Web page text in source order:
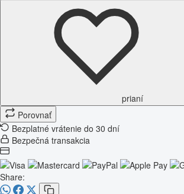
prianí
Porovnať
Bezplatné vrátenie do 30 dní
Bezpečná transakcia
Share: